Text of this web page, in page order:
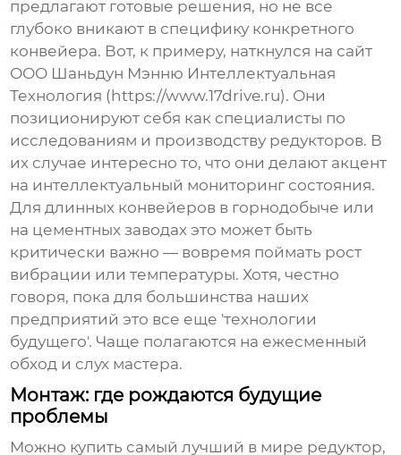
предлагают готовые решения, но не все
глубоко вникают в специфику конкретного
конвейера. Вот, к примеру, наткнулся на сайт
ООО Шаньдун Мэнню Интеллектуальная
Технология ( https://www.17drive.ru). Они
позиционируют себя как специалисты по
исследованиям и производству редукторов. В
их случае интересно то, что они делают акцент
на интеллектуальный мониторинг состояния.
Для длинных конвейеров в горнодобыче или
на цементных заводах это может быть
критически важно — вовремя поймать рост
вибрации или температуры. Хотя, честно
говоря, пока для большинства наших
предприятий это все еще 'технологии
будущего'. Чаще полагаются на ежесменный
обход и слух мастера.
Монтаж: где рождаются будущие
проблемы
Можно купить самый лучший в мире редуктор,